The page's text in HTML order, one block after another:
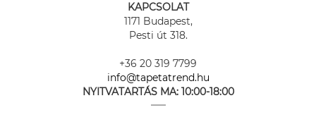
KAPCSOLAT
1171 Budapest,
Pesti út 318.
+36 20 319 7799
info@tapetatrend.hu
NYITVATARTÁS MA: 10:00-18:00